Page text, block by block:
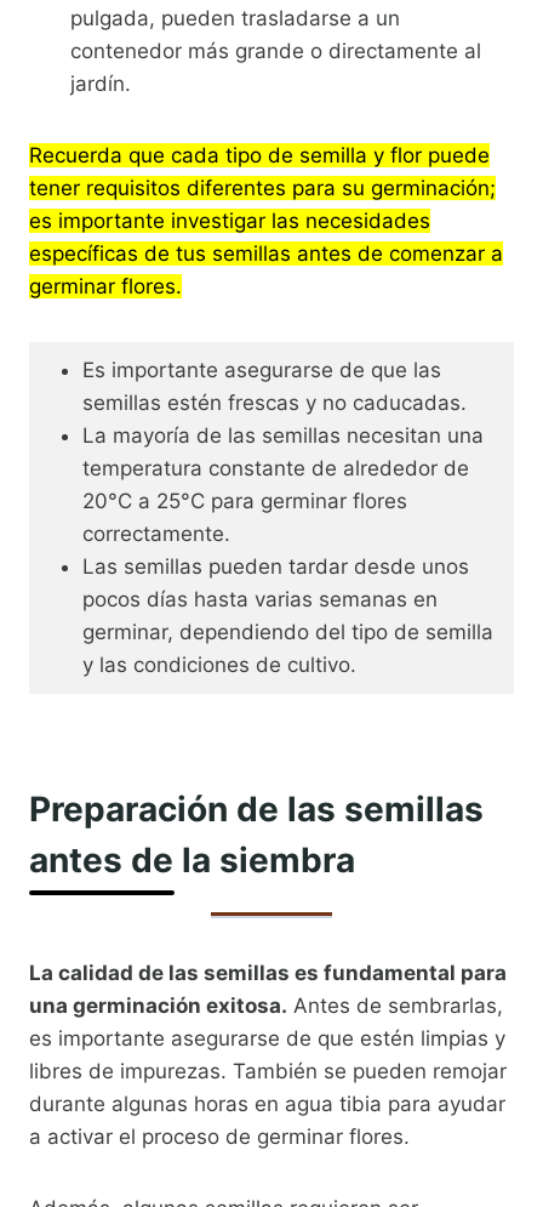
pulgada, pueden trasladarse a un
contenedor más grande o directamente al
jardín.
Recuerda que cada tipo de semilla y flor puede
tener requisitos diferentes para su germinación;
es importante investigar las necesidades
específicas de tus semillas antes de comenzar a
germinar flores.
Es importante asegurarse de que las
semillas estén frescas y no caducadas.
La mayoría de las semillas necesitan una
temperatura constante de alrededor de
20°C a 25°C para germinar flores
correctamente.
Las semillas pueden tardar desde unos
pocos días hasta varias semanas en
germinar, dependiendo del tipo de semilla
y las condiciones de cultivo.
Preparación de las semillas
antes de la siembra
La calidad de las semillas es fundamental para
una germinación exitosa. Antes de sembrarlas,
es importante asegurarse de que estén limpias y
libres de impurezas. También se pueden remojar
durante algunas horas en agua tibia para ayudar
a activar el proceso de germinar flores.